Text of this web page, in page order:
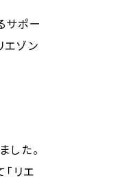
サポー
エゾン
た。
リエ